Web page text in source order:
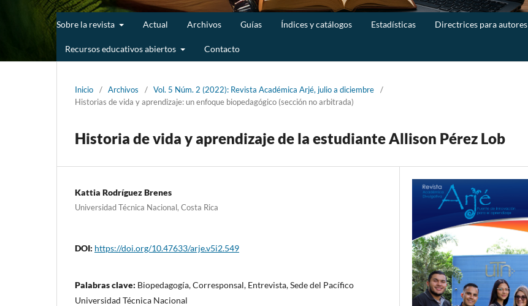
Sobre la revista Actual Archivos Guías Índices y catálogos Estadísticas Directrices para autores
Recursos educativos abiertos Contacto
Inicio / Archivos / Vol. 5 Núm. 2 (2022): Revista Académica Arjé, julio a diciembre
/
Historias de vida y aprendizaje: un enfoque biopedagógico (sección no arbitrada)
Historia de vida y aprendizaje de la estudiante Allison Pérez Lob
Kattia Rodríguez Brenes
Universidad Técnica Nacional, Costa Rica
DOI: https://doi.org/10.47633/arje.v5i2.549
Palabras clave: Biopedagogía, Corresponsal, Entrevista, Sede del Pacífico
Universidad Técnica Nacional